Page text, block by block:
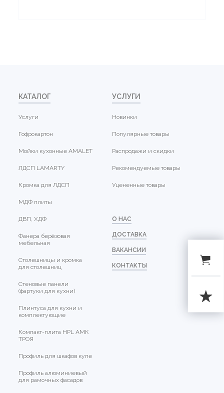
КАТАЛОГ
Услуги
Гофрокартон
Мойки кухонные AMALET
ЛДСП LAMARTY
Кромка для ЛДСП
МДФ плиты
ДВП, ХДФ
Фанера берёзовая
мебельная
Столешницы и кромка
для столешниц
Стеновые панели
(фартуки для кухни)
Плинтуса для кухни и
комплектующие
Компакт-плита HPL АМК
ТРОЯ
Профиль для шкафов купе
Профиль алюминиевый
для рамочных фасадов
УСЛУГИ
Новинки
Популярные товары
Распродажи и скидки
Рекомендуемые товары
Уцененные товары
О НАС
ДОСТАВКА
ВАКАНСИИ
КОНТАКТЫ